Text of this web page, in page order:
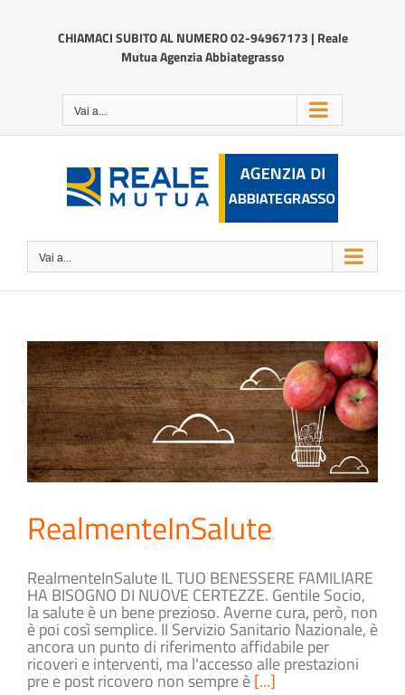
contenutoCHIAMACI SUBITO AL NUMERO 02-94967173 | Reale
Mutua Agenzia Abbiategrasso
Vai a...
Vai a...
RealmenteInSalute
RealmenteInSalute IL TUO BENESSERE FAMILIARE
HA BISOGNO DI NUOVE CERTEZZE. Gentile Socio,
la salute è un bene prezioso. Averne cura, però, non
è poi così semplice. Il Servizio Sanitario Nazionale, è
ancora un punto di riferimento affidabile per
ricoveri e interventi, ma l'accesso alle prestazioni
pre e post ricovero non sempre è[...]